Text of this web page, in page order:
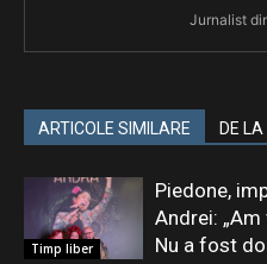
Jurnalist
ARTICOLE SIMILARE DE
Timp liber
Piedone,
Andrei:
Nu a fost